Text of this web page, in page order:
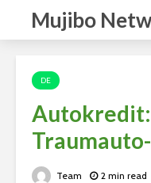
Mujibo
DE
Autokredit:
Team 2 min read